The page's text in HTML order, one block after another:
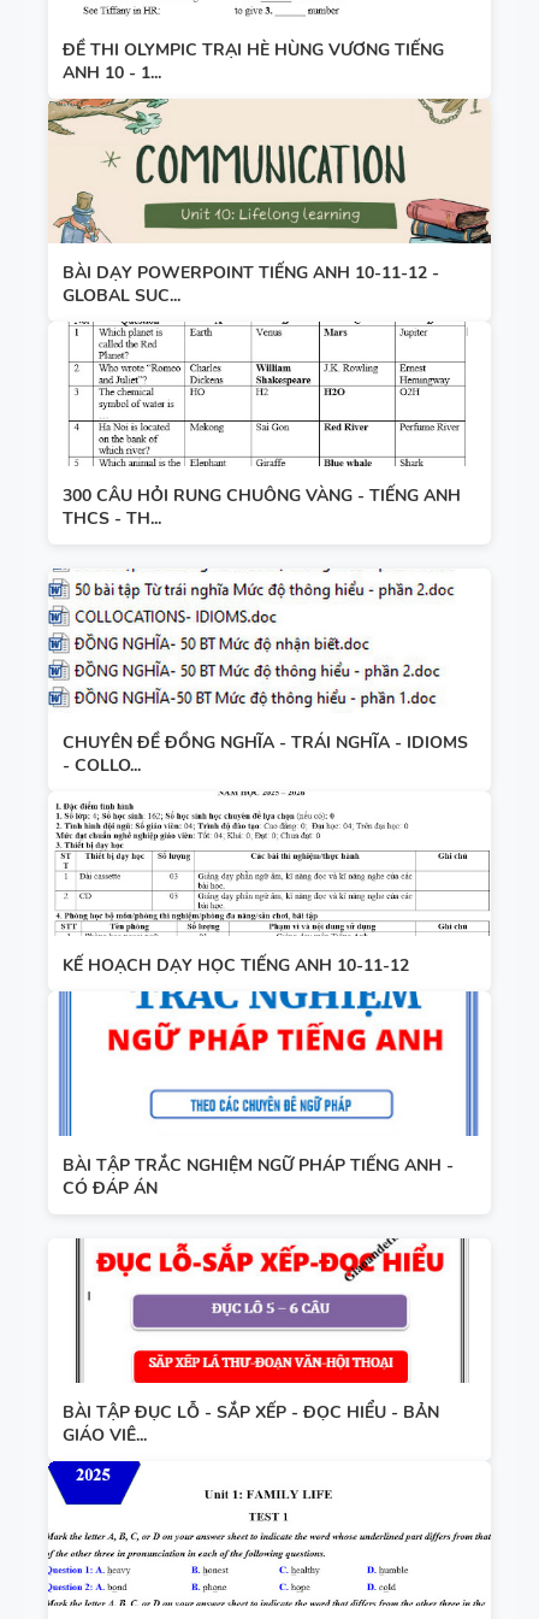
ĐỀ THI OLYMPIC TRẠI HÈ HÙNG VƯƠNG TIẾNG
ANH 10 - 1...
BÀI DẠY POWERPOINT TIẾNG ANH 10-11-12 -
GLOBAL SUC...
300 CÂU HỎI RUNG CHUÔNG VÀNG - TIẾNG ANH
THCS - TH...
CHUYÊN ĐỀ ĐỒNG NGHĨA - TRÁI NGHĨA - IDIOMS
- COLLO...
KẾ HOẠCH DẠY HỌC TIẾNG ANH 10-11-12
BÀI TẬP TRẮC NGHIỆM NGỮ PHÁP TIẾNG ANH -
CÓ ĐÁP ÁN
BÀI TẬP ĐỤC LỖ - SẮP XẾP - ĐỌC HIỂU - BẢN
GIÁO VIÊ...